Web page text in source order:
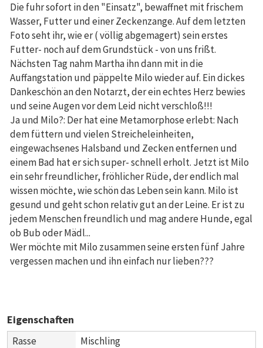
Die fuhr sofort in den "Einsatz", bewaffnet mit frischem
Wasser, Futter und einer Zeckenzange. Auf dem letzten
Foto seht ihr, wie er ( völlig abgemagert) sein erstes
Futter- noch auf dem Grundstück - von uns frißt.
Nächsten Tag nahm Martha ihn dann mit in die
Auffangstation und päppelte Milo wieder auf. Ein dickes
Dankeschön an den Notarzt, der ein echtes Herz bewies
und seine Augen vor dem Leid nicht verschloß!!!
Ja und Milo?: Der hat eine Metamorphose erlebt: Nach
dem füttern und vielen Streicheleinheiten,
eingewachsenes Halsband und Zecken entfernen und
einem Bad hat er sich super- schnell erholt. Jetzt ist Milo
ein sehr freundlicher, fröhlicher Rüde, der endlich mal
wissen möchte, wie schön das Leben sein kann. Milo ist
gesund und geht schon relativ gut an der Leine. Er ist zu
jedem Menschen freundlich und mag andere Hunde, egal
ob Bub oder Mädl...
Wer möchte mit Milo zusammen seine ersten fünf Jahre
vergessen machen und ihn einfach nur lieben???
Eigenschaften
Rasse
Mischling